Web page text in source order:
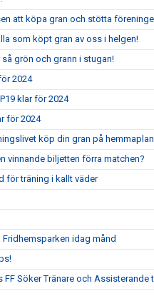
att köpa gran och stötta
som köpt gran av oss i helgen!
så grön och grann i stugan!
2024
klar för 2024
för 2024
köp din gran på
vinnande biljetten förra matchen?
för träning i kallt väder
Fridhemsparken idag månd
Söker Tränare och Assisterande